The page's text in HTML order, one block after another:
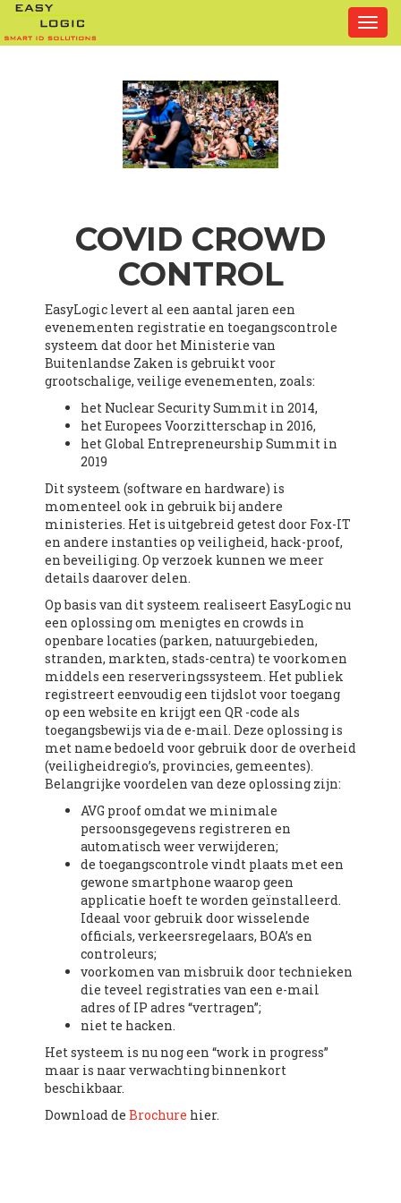
COVID CROWD
CONTROL
EasyLogic levert al een aantal jaren een
evenementen registratie en toegangscontrole
systeem dat door het Ministerie van
Buitenlandse Zaken is gebruikt voor
grootschalige, veilige evenementen, zoals:
het Nuclear Security Summit in 2014,
het Europees Voorzitterschap in 2016,
het Global Entrepreneurship Summit in
2019
Dit systeem (software en hardware) is
momenteel ook in gebruik bij andere
ministeries. Het is uitgebreid getest door Fox-IT
en andere instanties op veiligheid, hack-proof,
en beveiliging. Op verzoek kunnen we meer
details daarover delen.
Op basis van dit systeem realiseert EasyLogic nu
een oplossing om menigtes en crowds in
openbare locaties (parken, natuurgebieden,
stranden, markten, stads-centra) te voorkomen
middels een reserveringssysteem. Het publiek
registreert eenvoudig een tijdslot voor toegang
op een website en krijgt een QR -code als
toegangsbewijs via de e-mail. Deze oplossing is
met name bedoeld voor gebruik door de overheid
(veiligheidregio’s, provincies, gemeentes).
Belangrijke voordelen van deze oplossing zijn:
AVG proof omdat we minimale
persoonsgegevens registreren en
automatisch weer verwijderen;
de toegangscontrole vindt plaats met een
gewone smartphone waarop geen
applicatie hoeft te worden geïnstalleerd.
Ideaal voor gebruik door wisselende
officials, verkeersregelaars, BOA’s en
controleurs;
voorkomen van misbruik door technieken
die teveel registraties van een e-mail
adres of IP adres “vertragen”;
niet te hacken.
Het systeem is nu nog een “work in progress”
maar is naar verwachting binnenkort
beschikbaar.
Download de Brochure hier.